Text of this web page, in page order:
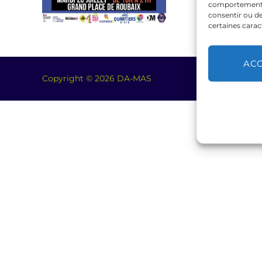
comportement
consentir ou
certaines
Copyright © 2026 DA-MAS